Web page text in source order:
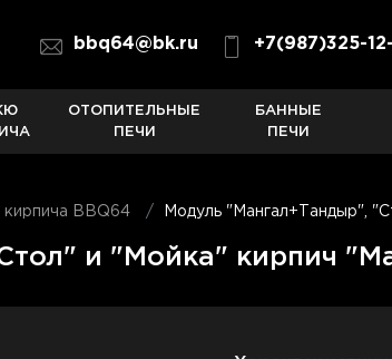
bbq64@bk.ru +7(987)325-
ОТОПИТЕЛЬНЫЕ
ПЕЧИ
БАННЫЕ
ПЕЧИ
кирпича BBQ64 Модуль "Мангал+Тандыр",
и "Мойка" кирпич